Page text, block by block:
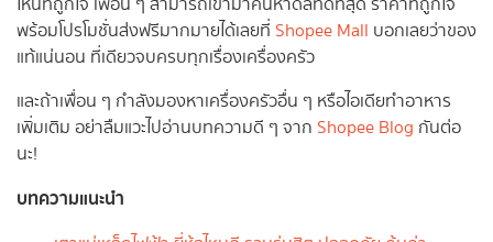
พร้อมโปรโมชั่นส่งฟรีมากมายได้เลยที่ Shopee Mall บอกเลยว่าของ
แท้แน่นอน ที่เดียวจบครบทุกเรื่องเครื่องครัว
และถ้าเพื่อน ๆ กำลังมองหาเครื่องครัวอื่น ๆ หรือไอเดียทำอาหาร
เพิ่มเติม อย่าลืมแวะไปอ่านบทความดี ๆ จาก Shopee Blog กันต่อ
นะ!
บทความแนะนำ